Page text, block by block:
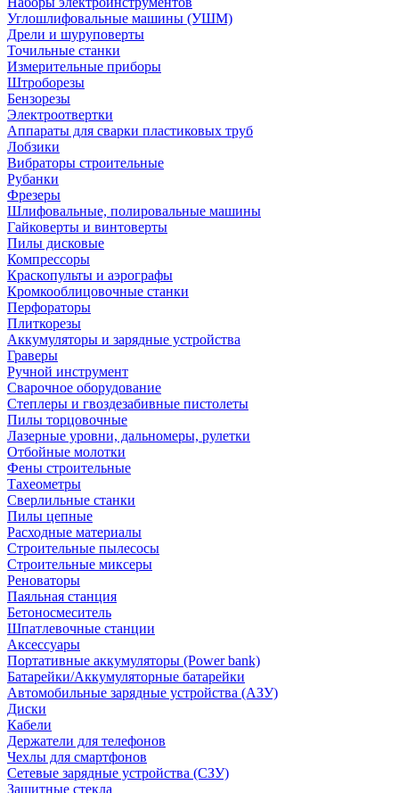
Углошлифовальные машины (УШМ)
Дрели и шуруповерты
Точильные станки
Измерительные приборы
Штроборезы
Бензорезы
Электроотвертки
Аппараты для сварки пластиковых труб
Лобзики
Вибраторы строительные
Рубанки
Фрезеры
Шлифовальные, полировальные машины
Гайковерты и винтоверты
Пилы дисковые
Компрессоры
Краскопульты и аэрографы
Кромкооблицовочные станки
Перфораторы
Плиткорезы
Аккумуляторы и зарядные устройства
Граверы
Ручной инструмент
Сварочное оборудование
Степлеры и гвоздезабивные пистолеты
Пилы торцовочные
Лазерные уровни, дальномеры, рулетки
Отбойные молотки
Фены строительные
Тахеометры
Сверлильные станки
Пилы цепные
Расходные материалы
Строительные пылесосы
Строительные миксеры
Реноваторы
Паяльная станция
Бетоносмеситель
Шпатлевочные станции
Аксессуары
Портативные аккумуляторы (Power bank)
Батарейки/Аккумуляторные батарейки
Автомобильные зарядные устройства (АЗУ)
Диски
Кабели
Держатели для телефонов
Чехлы для смартфонов
Сетевые зарядные устройства (СЗУ)
Защитные стекла